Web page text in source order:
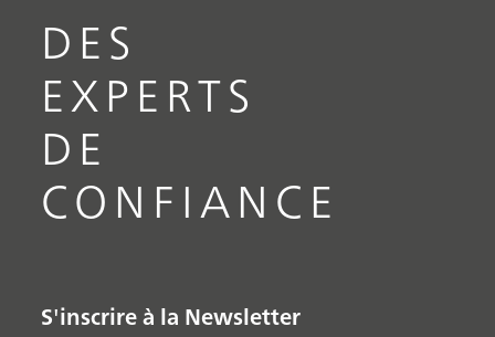
DES
EXPERTS
DE
CONFIANCE
S'inscrire à la Newsletter